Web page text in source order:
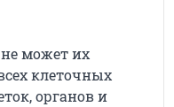
может их
клеточных
органов и